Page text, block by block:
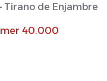
Tirano de Enjambre
40.000